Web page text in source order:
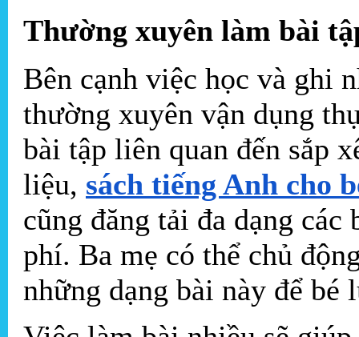
Thường xuyên làm bài
Bên cạnh việc học và ghi
thường xuyên vận dụng
bài tập liên quan đến sắp
liệu, sách tiếng Anh cho
cũng đăng tải đa dạng
phí. Ba mẹ có thể chủ
những dạng bài này để bé